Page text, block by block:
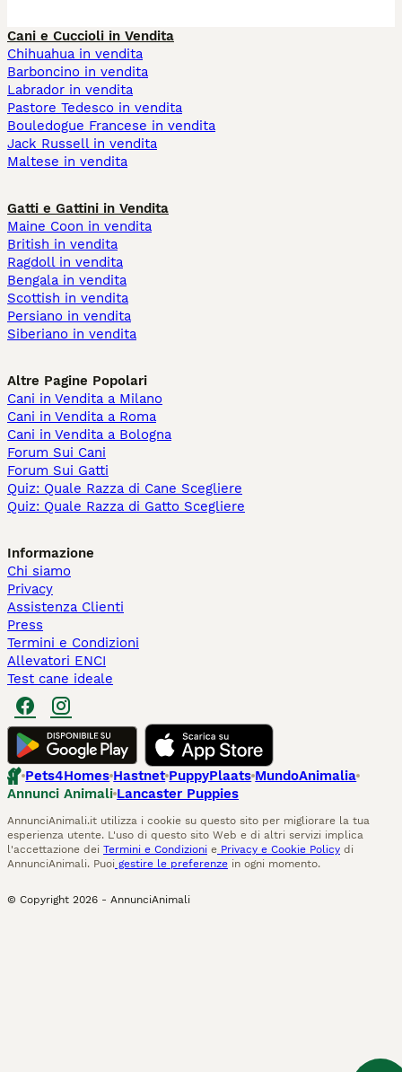
Cani e Cuccioli in Vendita
Chihuahua in vendita
Barboncino in vendita
Labrador in vendita
Pastore Tedesco in vendita
Bouledogue Francese in vendita
Jack Russell in vendita
Maltese in vendita
Gatti e Gattini in Vendita
Maine Coon in vendita
British in vendita
Ragdoll in vendita
Bengala in vendita
Scottish in vendita
Persiano in vendita
Siberiano in vendita
Altre Pagine Popolari
Cani in Vendita a Milano
Cani in Vendita a Roma
Cani in Vendita a Bologna
Forum Sui Cani
Forum Sui Gatti
Quiz: Quale Razza di Cane Scegliere
Quiz: Quale Razza di Gatto Scegliere
Informazione
Chi siamo
Privacy
Assistenza Clienti
Press
Termini e Condizioni
Allevatori ENCI
Test cane ideale
Pets4Homes Hastnet PuppyPlaats MundoAnimalia
Annunci Animali Lancaster Puppies
AnnunciAnimali.it utilizza i cookie su questo sito per migliorare la tua
esperienza utente. L'uso di questo sito Web e di altri servizi implica
l'accettazione dei Termini e Condizioni e Privacy e Cookie Policy di
AnnunciAnimali. Puoi gestire le preferenze in ogni momento.
© Copyright 2026 - AnnunciAnimali